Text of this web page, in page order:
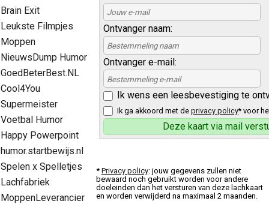
Brain Exit
Leukste Filmpjes
Moppen
NieuwsDump Humor
GoedBeterBest.NL
Cool4You
Supermeister
Voetbal Humor
Happy Powerpoint
humor.startbewijs.nl
Spelen x Spelletjes
Lachfabriek
MoppenLeverancier
Ontvanger naam:
Ontvanger e-mail:
Ik wens een leesbevestiging te
Ik ga akkoord met deprivacy policy* voor
* Privacy policy: jouw gegevens zullen niet
bewaard noch gebruikt worden voor andere
doeleinden dan het versturen van deze lachkaart
en worden verwijderd na maximaal 2 maanden.